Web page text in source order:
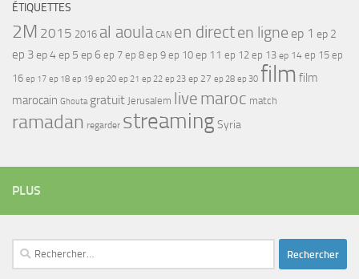
ÉTIQUETTES
2M 2015 2016 al aoula CAN en directen ligne ep 1 ep 2
ep 3ep 4ep 5 ep 6 ep 7 ep 8 ep 9 ep 10 ep 11 ep 12 ep 13 ep 14 ep 15 ep
16 ep 17 ep 18 ep 19 ep 20 ep 21 ep 22 ep 23 ep 27 ep 28 ep 30 film film
marocain Ghouta gratuit Jerusalem live maroc match
ramadan regarder streamingSyria
PLUS
Rechercher :